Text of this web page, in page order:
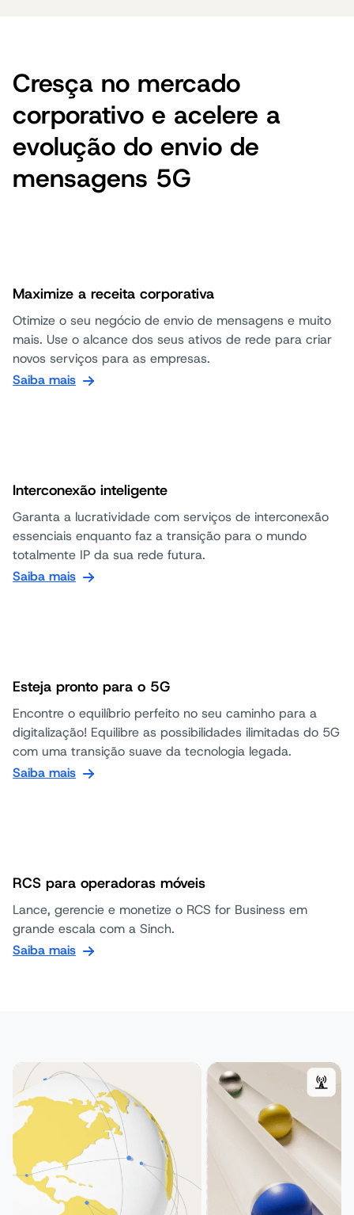
Cresça no mercado
corporativo e acelere a
evolução do envio de
mensagens 5G
Maximize a receita corporativa
Otimize o seu negócio de envio de mensagens e muito
mais. Use o alcance dos seus ativos de rede para criar
novos serviços para as empresas.
Saiba mais
Interconexão inteligente
Garanta a lucratividade com serviços de interconexão
essenciais enquanto faz a transição para o mundo
totalmente IP da sua rede futura.
Saiba mais
Esteja pronto para o 5G
Encontre o equilíbrio perfeito no seu caminho para a
digitalização! Equilibre as possibilidades ilimitadas do 5G
com uma transição suave da tecnologia legada.
Saiba mais
RCS para operadoras móveis
Lance, gerencie e monetize o RCS for Business em
grande escala com a Sinch.
Saiba mais